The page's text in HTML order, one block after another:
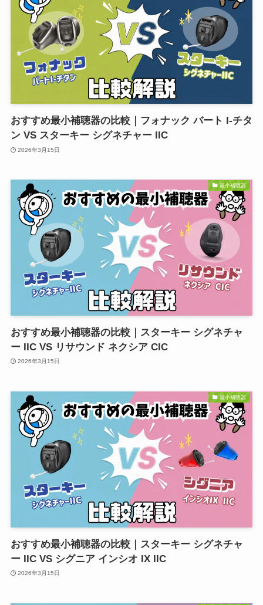
おすすめ最小補聴器の比較｜フォナック バート I-チタ
ン VS スターキー シグネチャー IIC
2026年3月15日
最小補聴器
おすすめ最小補聴器の比較｜スターキー シグネチャ
ー IIC VS リサウンド ネクシア CIC
2026年3月15日
最小補聴器
おすすめ最小補聴器の比較｜スターキー シグネチャ
ー IIC VS シグニア インシオ IX IIC
2026年3月15日